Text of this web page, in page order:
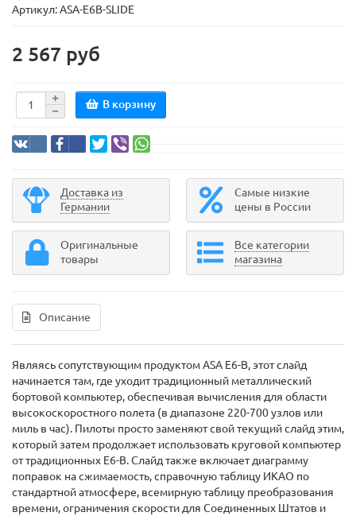
Артикул: ASA-E6B-SLIDE
2 567 руб
В корзину
Доставка из
Германии
Самые низкие
цены в России
Оригинальные
товары
Все категории
магазина
Описание
Являясь сопутствующим продуктом ASA E6-B, этот слайд
начинается там, где уходит традиционный металлический
бортовой компьютер, обеспечивая вычисления для области
высокоскоростного полета (в диапазоне 220-700 узлов или
миль в час). Пилоты просто заменяют свой текущий слайд этим,
который затем продолжает использовать круговой компьютер
от традиционных E6-B. Слайд также включает диаграмму
поправок на сжимаемость, справочную таблицу ИКАО по
стандартной атмосфере, всемирную таблицу преобразования
времени, ограничения скорости для Соединенных Штатов и